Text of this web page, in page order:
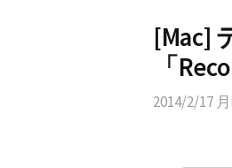
[Mac]
「
2014/2/17